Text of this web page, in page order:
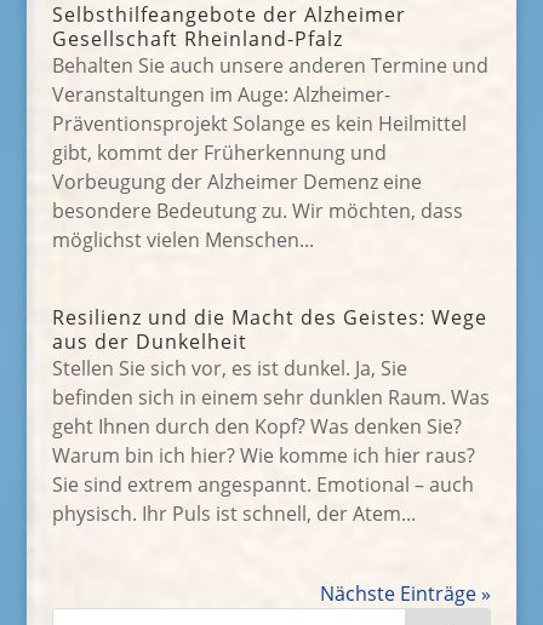
Selbsthilfeangebote der Alzheimer
Gesellschaft Rheinland-Pfalz
Behalten Sie auch unsere anderen Termine und
Veranstaltungen im Auge: Alzheimer-
Präventionsprojekt Solange es kein Heilmittel
gibt, kommt der Früherkennung und
Vorbeugung der Alzheimer Demenz eine
besondere Bedeutung zu. Wir möchten, dass
möglichst vielen Menschen...
Resilienz und die Macht des Geistes: Wege
aus der Dunkelheit
Stellen Sie sich vor, es ist dunkel. Ja, Sie
befinden sich in einem sehr dunklen Raum. Was
geht Ihnen durch den Kopf? Was denken Sie?
Warum bin ich hier? Wie komme ich hier raus?
Sie sind extrem angespannt. Emotional – auch
physisch. Ihr Puls ist schnell, der Atem...
Nächste Einträge »